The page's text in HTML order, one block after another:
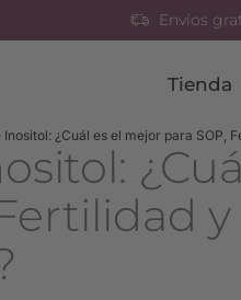
Envíos
Tienda
Inositol: ¿Cuál es el mejor para SOP,